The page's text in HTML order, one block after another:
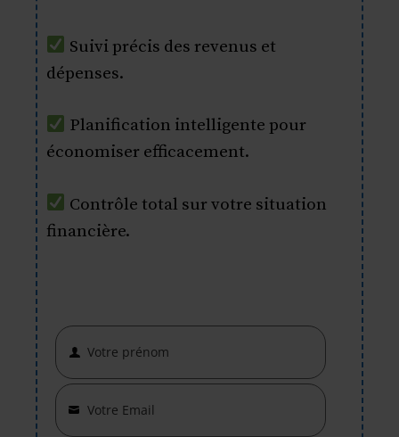
Suivi précis des revenus et
dépenses.
Planification intelligente pour
économiser efficacement.
Contrôle total sur votre situation
financière.
First
Name
Votre prénom
Your
Votre Email